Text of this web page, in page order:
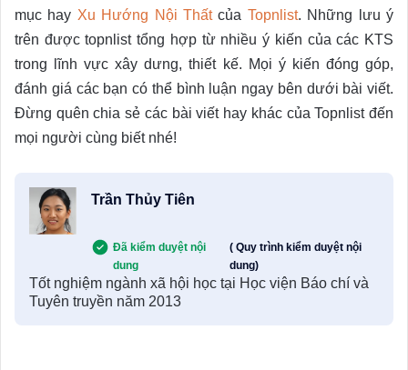
mục hay Xu Hướng Nội Thấtcủa Topnlist. Những lưu ý
trên được topnlist tổng hợp từ nhiều ý kiến của các KTS
trong lĩnh vực xây dưng, thiết kế. Mọi ý kiến đóng góp,
đánh giá các bạn có thể bình luận ngay bên dưới bài viết.
Đừng quên chia sẻ các bài viết hay khác của Topnlist đến
mọi người cùng biết nhé!
Trần Thủy Tiên
Đã kiểm duyệt nội
dung
( Quy trình kiểm duyệt nội
dung)
Tốt nghiệm ngành xã hội học tại Học viện Báo chí và
Tuyên truyền năm 2013